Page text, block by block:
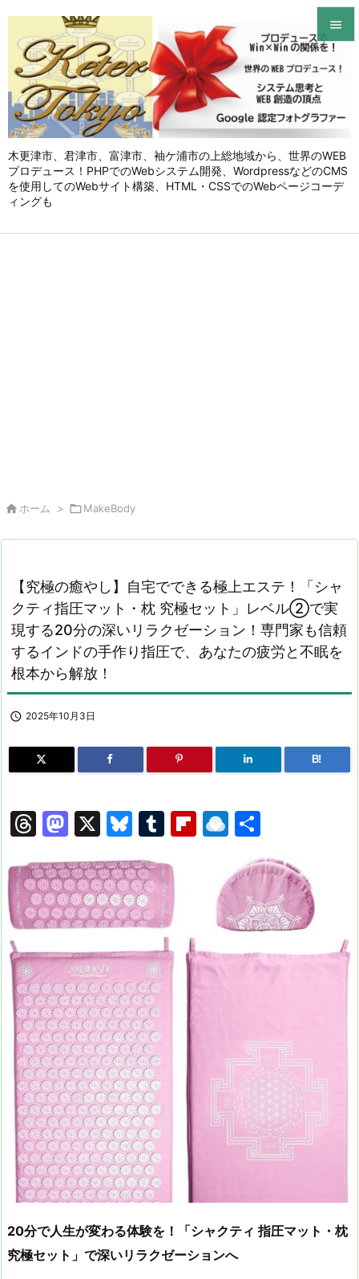
木更津市、君津市、富津市、袖ケ浦市の上総地域から、世界のWEB
プロデュース！PHPでのWebシステム開発、WordpressなどのCMS
を使用してのWebサイト構築、HTML・CSSでのWebページコーデ
ィングも


メニュ
サイド

前へ

 ホーム > MakeBody
【究極の癒やし】自宅でできる極上エステ！「シャ
クティ指圧マット・枕 究極セット」レベル②で実
現する20分の深いリラクゼーション！専門家も信頼
するインドの手作り指圧で、あなたの疲労と不眠を
根本から解放！
 2025年10月3日
B!
T
e
a
d
s
M
st
o
d
o
n
X
Bl
e
s
k
y
T
m
bl
r
Fl
ar
d
R
n
dr
o
p.
20分で人生が変わる体験を！「シャクティ 指圧マット・枕
究極セット」で深いリラクゼーションへ